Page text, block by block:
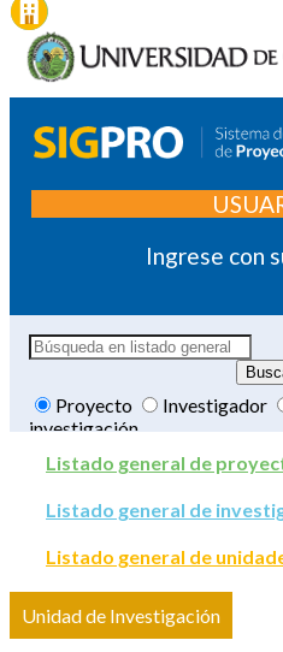
Ingrese con
Proyecto Investigador
investigación
Listado general de
Listado general de
Listado general de
Unidad de Investigación